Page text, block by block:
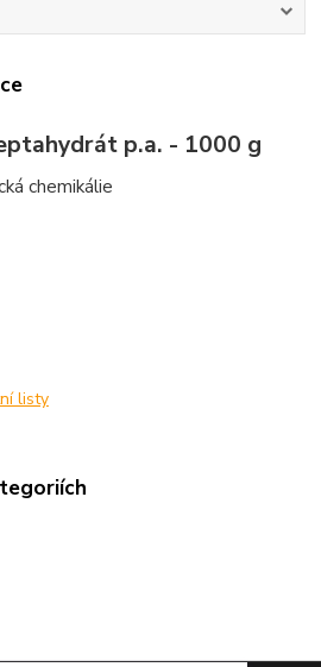
p.a. - 1000 g
chemikálie
listy